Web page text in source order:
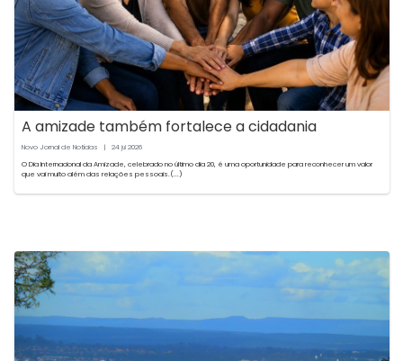
A amizade também fortalece a cidadania
Novo Jornal de Notícias | 24 jul2026
O Dia Internacional da Amizade, celebrado no último dia 20, é uma oportunidade para reconhecer um valor
que vai muito além das relações pessoais.(...)